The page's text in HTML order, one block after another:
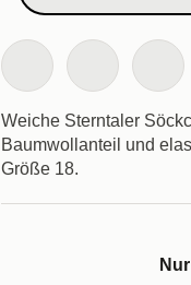
Weiche Sterntaler
Baumwollanteil und
Größe 18.